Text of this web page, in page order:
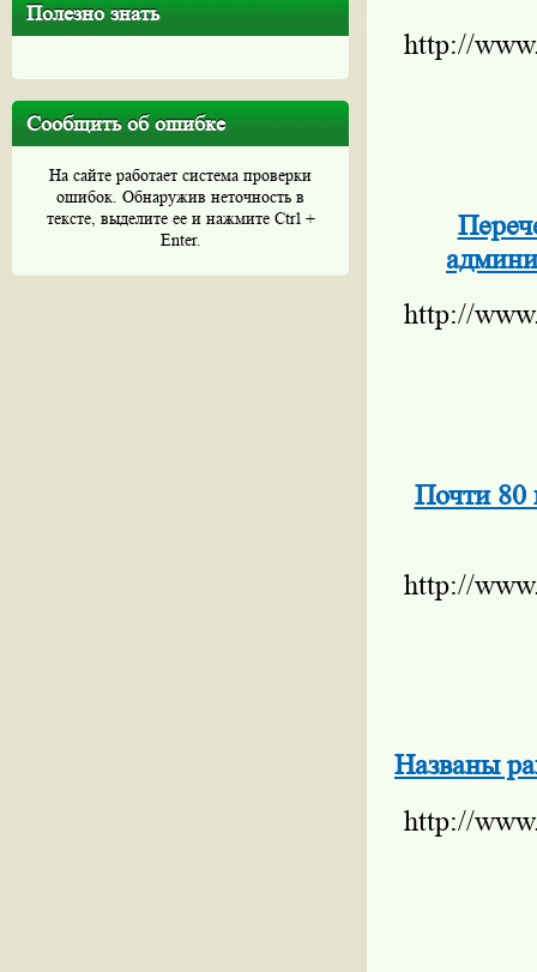
Полезно знать
Сообщить об ошибке
На сайте работает система проверки
ошибок. Обнаружив неточность в
тексте, выделите ее и нажмите Ctrl +
Enter.
http://
http://
Почти 80
http://
Названы
http://